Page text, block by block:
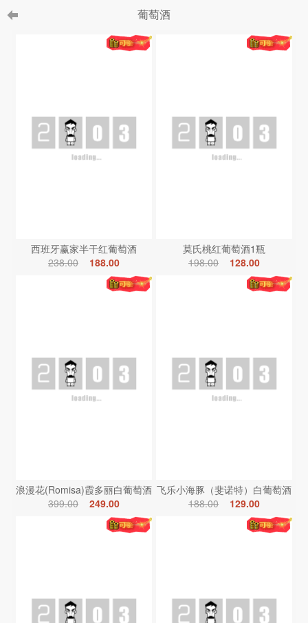
葡萄酒
西班牙赢家半干红葡萄酒
238.00
188.00
莫氏桃红葡萄酒1瓶
198.00
128.00
浪漫花(Romisa)霞多丽白葡萄酒
399.00
249.00
飞乐小海豚（斐诺特）白葡萄酒
188.00
129.00